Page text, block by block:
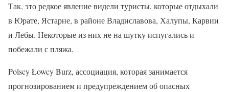
Так, это редкое явление видели туристы, которые отдыхали
в Юрате, Ястарне, в районе Владиславова, Халупы, Карвии
и Лебы. Некоторые из них не на шутку испугались и
побежали с пляжа.
Polscy Łowcy Burz, ассоциация, которая занимается
прогнозированием и предупреждением об опасных